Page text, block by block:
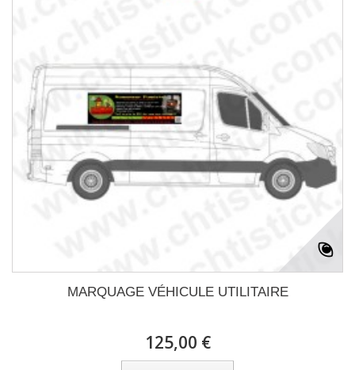
MARQUAGE VÉHICULE UTILITAIRE
125,00 €